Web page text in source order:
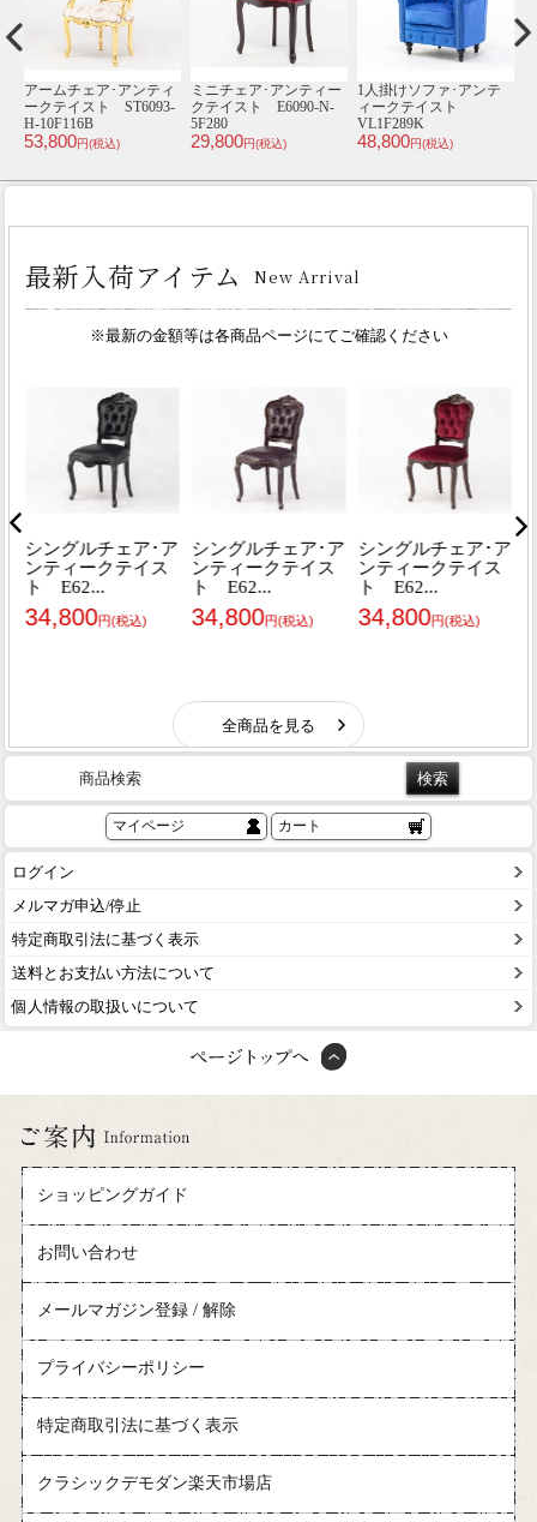
アームチェア･アンティ
ークテイスト ST6093-
H-10F116B
53,800円(税込)
ミニチェア･アンティー
クテイスト E6090-N-
5F280
29,800円(税込)
1人掛けソファ･アンテ
ィークテイスト
VL1F289K
48,800円(税込)
商品検索
マイページ カート
ログイン
メルマガ申込/停止
特定商取引法に基づく表示
送料とお支払い方法について
個人情報の取扱いについて
ショッピングガイド
お問い合わせ
メールマガジン登録 / 解除
プライバシーポリシー
特定商取引法に基づく表示
クラシックデモダン楽天市場店